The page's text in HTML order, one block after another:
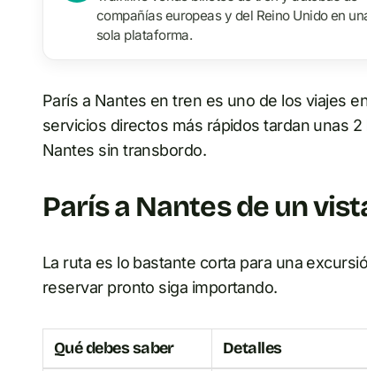
compañías europeas y del Reino Unido en
sola plataforma.
París a Nantes en tren es uno de los viajes
servicios directos más rápidos tardan unas
Nantes sin transbordo.
París a Nantes de un
La ruta es lo bastante corta para una
reservar pronto siga importando.
Qué debes saber Detalles